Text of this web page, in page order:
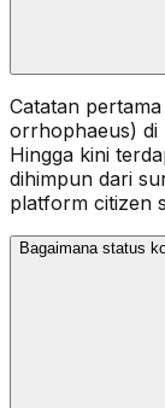
Catatan
orrhophaeus) di
Hingga kini
dihimpun dari
platform citizen
Bagaimana status